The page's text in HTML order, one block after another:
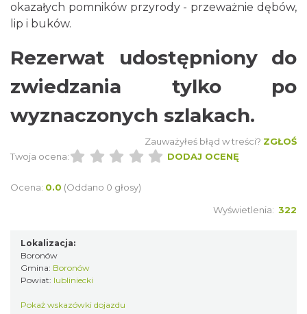
okazałych pomników przyrody - przeważnie dębów,
lip i buków.
Rezerwat udostępniony do
zwiedzania tylko po
wyznaczonych szlakach.
Zauważyłeś błąd w treści? ZGŁOŚ
Twoja ocena:
DODAJ OCENĘ
Ocena: 0.0 (Oddano 0 głosy)
Wyświetlenia: 322
Lokalizacja:
Boronów
Gmina: Boronów
Powiat: lubliniecki
Pokaż wskazówki dojazdu